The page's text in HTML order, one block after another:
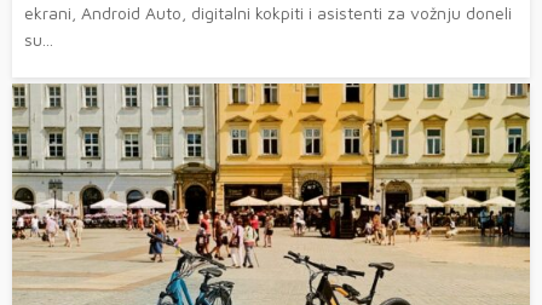
ekrani, Android Auto, digitalni kokpiti i asistenti za vožnju doneli
su...